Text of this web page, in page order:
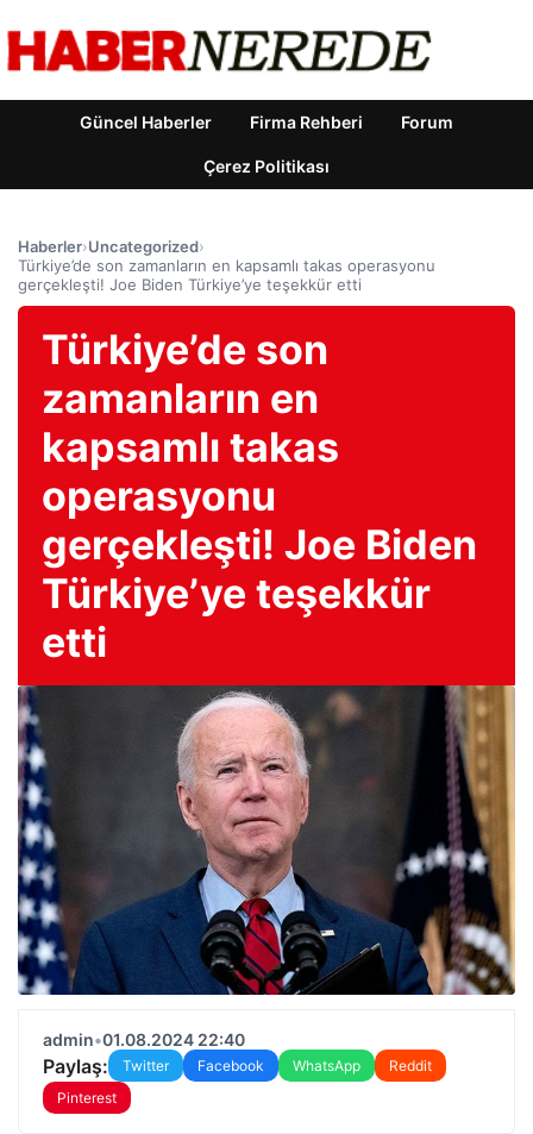
Güncel Haberler Firma Rehberi Forum
Çerez Politikası
Haberler›Uncategorized›
Türkiye’de son zamanların en kapsamlı takas operasyonu
gerçekleşti! Joe Biden Türkiye’ye teşekkür etti
Türkiye’de son
zamanların en
kapsamlı takas
operasyonu
gerçekleşti! Joe Biden
Türkiye’ye teşekkür
etti
admin•01.08.2024 22:40
Paylaş: Twitter Facebook WhatsApp
Reddit
Pinterest